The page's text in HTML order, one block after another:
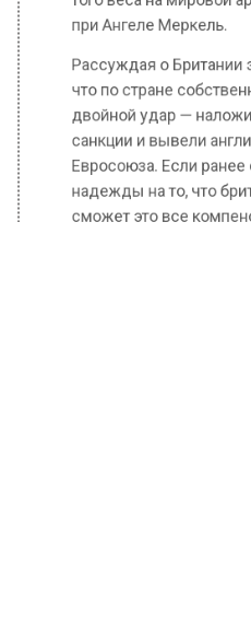
при Ангеле Меркель.
Рассуждая о Британии
что по стране
двойной удар —
санкции и вывели
Евросоюза. Если
надежды на то, что